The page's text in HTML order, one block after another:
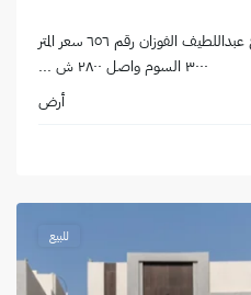
للبيع ارض درة النخيل ظهيرة شارع عبداللطيف الفوزان رقم ٦٥٦ سعر المتر
٣٠٠٠ السوم واصل ٢٨٠٠ ش
...
أرض
للبيع